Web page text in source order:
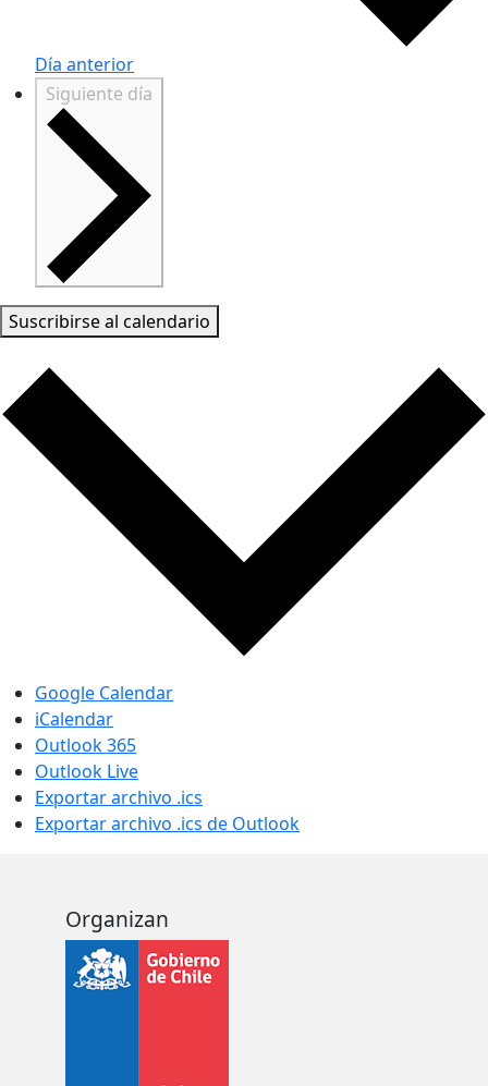
Día anterior
Siguiente día
Suscribirse al calendario
Google Calendar
iCalendar
Outlook 365
Outlook Live
Exportar archivo .ics
Exportar archivo .ics de Outlook
Organizan